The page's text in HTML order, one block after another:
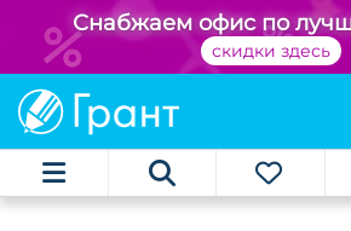
Снабжаем офис по
скидки здесь